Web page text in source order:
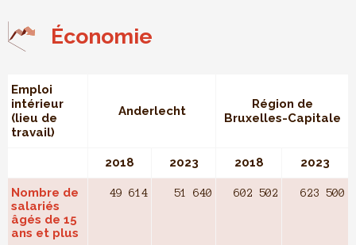
Économie
Emploi
intérieur
(lieu de
travail)
Anderlecht
Région de
Bruxelles-Capitale
2018 2023 2018 2023
Nombre de
salariés
âgés de 15
ans et plus
49 614 51 640 602 502 623 500